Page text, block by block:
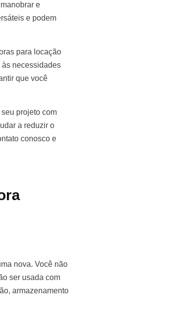
e
e podem
para locação
às necessidades
que você
projeto com
a reduzir o
conosco e
nova. Você não
ser usada com
armazenamento